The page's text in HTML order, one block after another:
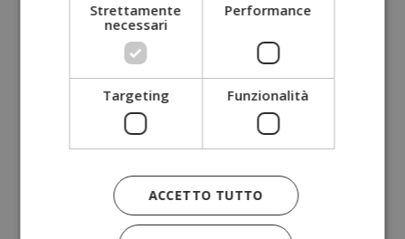
Strettamente
necessari
Performance
Targeting Funzionalità
ACCETTO TUTTO